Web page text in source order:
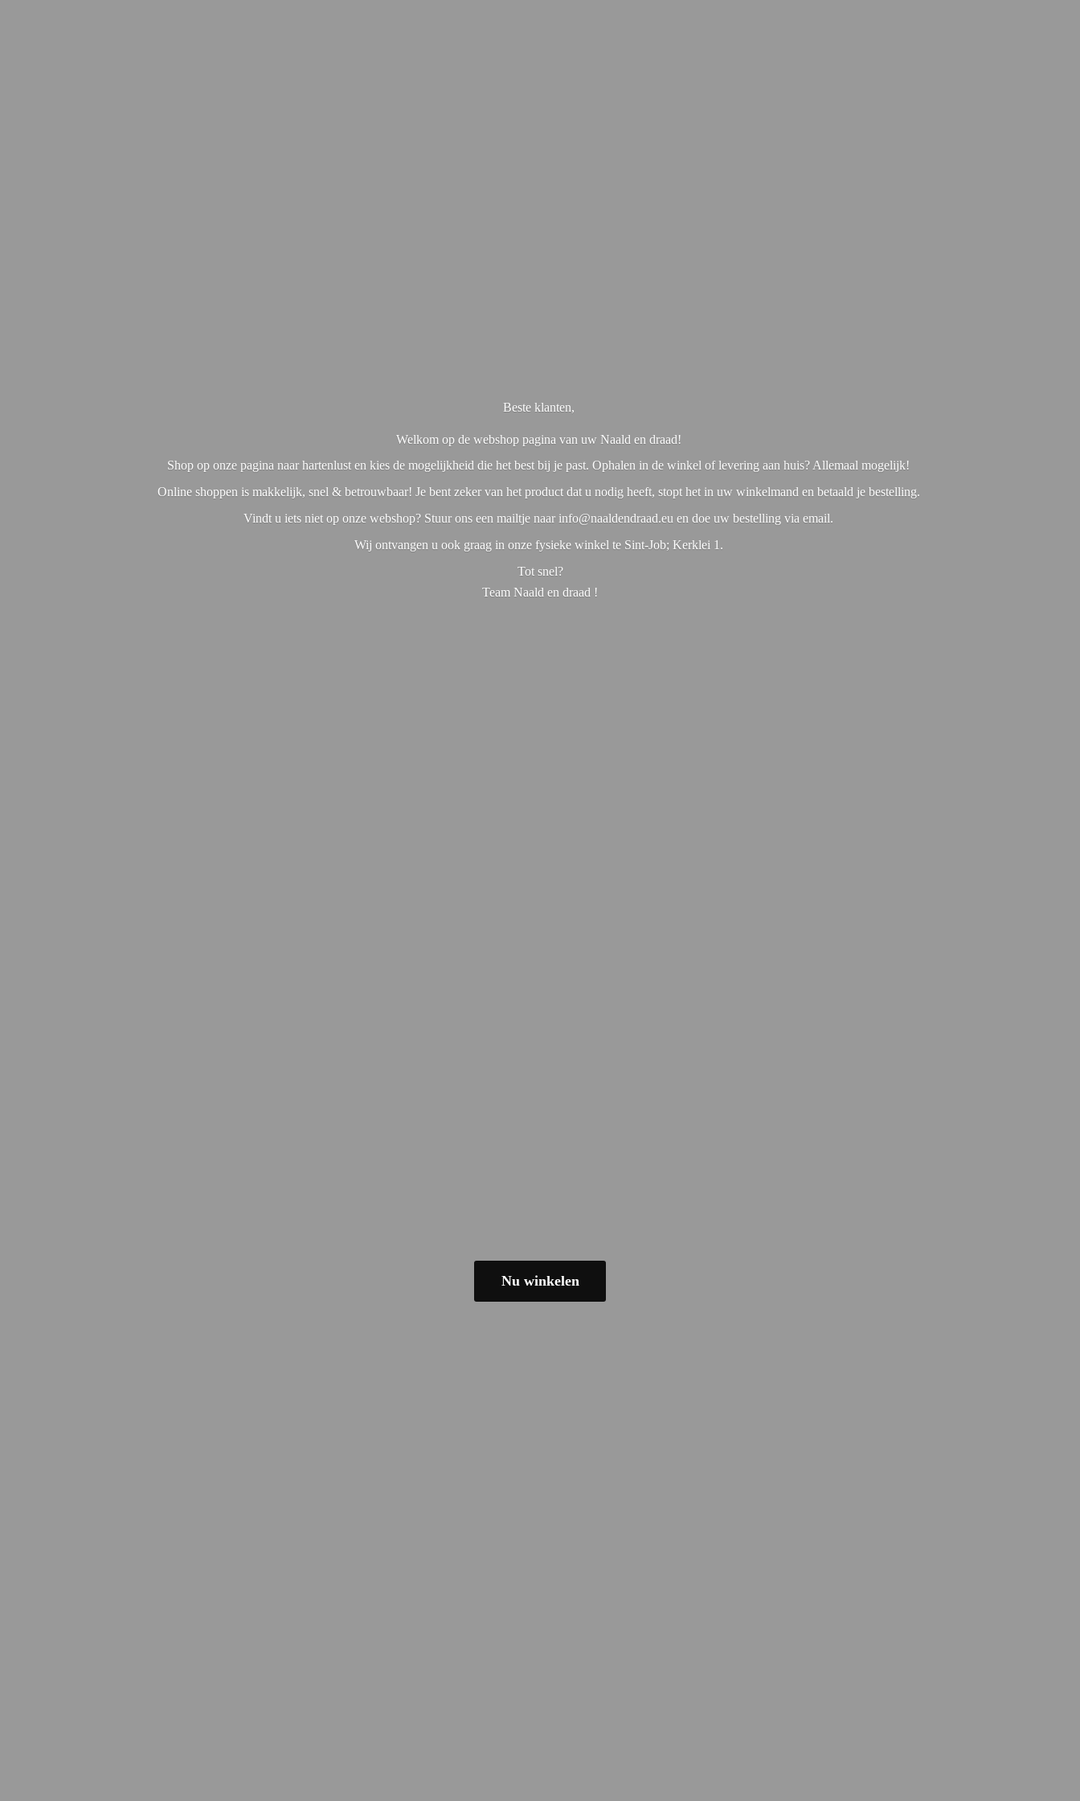
Beste klanten,
Welkom op de webshop pagina van uw Naald en draad!
Shop op onze pagina naar hartenlust en kies de mogelijkheid die het best bij je past. Ophalen in de winkel of levering aan huis? Allemaal mogelijk!
Online shoppen is makkelijk, snel & betrouwbaar! Je bent zeker van het product dat u nodig heeft, stopt het in uw winkelmand en betaald je bestelling.
Vindt u iets niet op onze webshop? Stuur ons een mailtje naar info@naaldendraad.eu en doe uw bestelling via email.
Wij ontvangen u ook graag in onze fysieke winkel te Sint-Job; Kerklei 1.
Tot snel?
Team Naald en draad !
Nu winkelen